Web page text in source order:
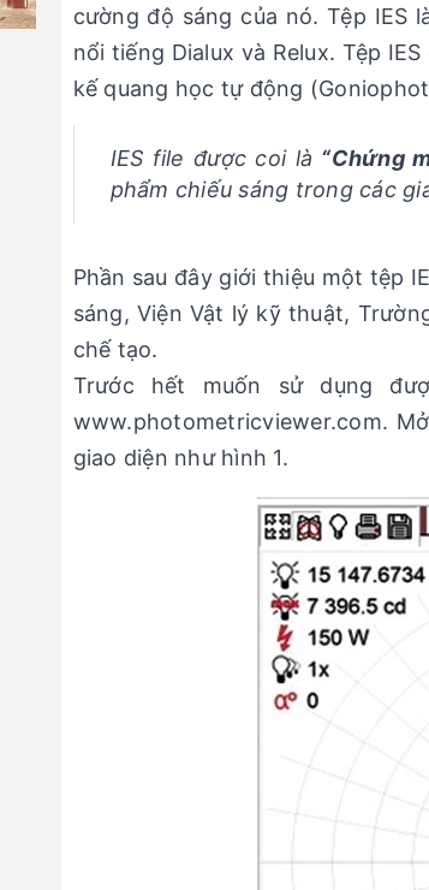
cường độ sáng của nó. Tệp IES
nổi tiếng Dialux và Relux. Tệp
kế quang học tự động
IES file được coi là “Chứng
phẩm chiếu sáng trong các
Phần sau đây giới thiệu một tệp
sáng, Viện Vật lý kỹ thuật,
chế tạo.
Trước hết muốn sử dụng
www.photometricviewer.com.
giao diện như hình 1.